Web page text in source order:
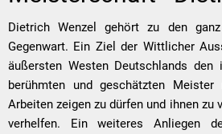
Dietrich Wenzel gehört zu den
Gegenwart. Ein Ziel der Wittlicher
äußersten Westen Deutschlands den
berühmten und geschätzten
Arbeiten zeigen zu dürfen und ihnen zu
verhelfen. Ein weiteres Anliegen